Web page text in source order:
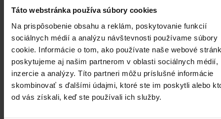
Táto webstránka používa súbory cookies
Na prispôsobenie obsahu a reklám, poskytovanie funkcií
sociálnych médií a analýzu návštevnosti používame súbory
cookie. Informácie o tom, ako používate naše webové
poskytujeme aj našim partnerom v oblasti sociálnych médií,
inzercie a analýzy. Títo partneri môžu príslušné informácie
skombinovať s ďalšími údajmi, ktoré ste im poskytli alebo
od vás získali, keď ste používali ich služby.
stiahnuť
Kde nás nájdete